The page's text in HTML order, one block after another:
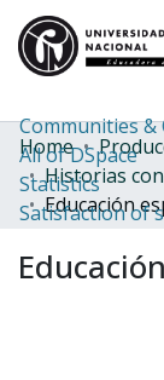
Communities &
All of DSpace
Statistics
Satisfaction of
Home
Historias
Educación